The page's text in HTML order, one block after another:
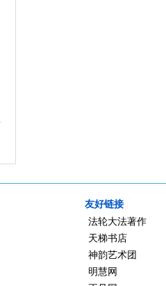
友好链接
法轮大法著作
天梯书店
神韵艺术团
明慧网